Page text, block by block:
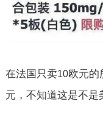
在法国只卖10欧元的
元，不知道这是不是